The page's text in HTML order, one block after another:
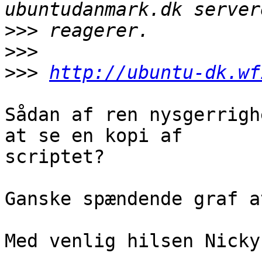
>>>
>>>
>>> http://ubuntu-
Sådan af ren
at se en kopi af
scriptet?
Ganske spændende graf
Med venlig hilsen Nicky